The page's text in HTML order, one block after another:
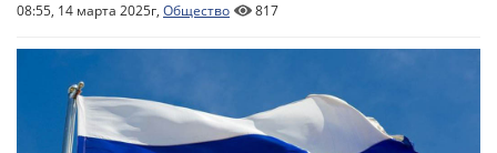
08:55, 14 марта 2025г, Общество 817